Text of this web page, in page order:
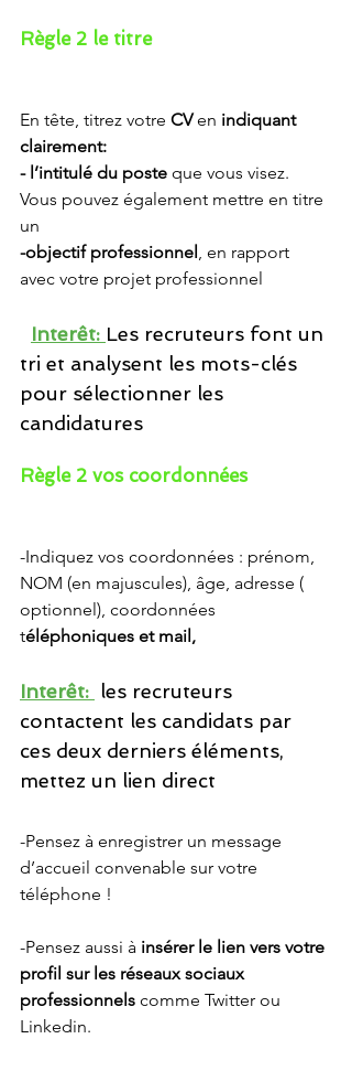
Règle 2 le titre
En tête, titrez votre CV en indiquant
clairement:
- l’intitulé du poste que vous visez.
Vous pouvez également mettre en titre
un
-objectif professionnel, en rapport
avec votre projet professionnel
Interêt: Les recruteurs font un
tri et analysent les mots-clés
pour sélectionner les
candidatures
Règle 2 vos coordonnées
-Indiquez vos coordonnées : prénom,
NOM (en majuscules), âge, adresse (
optionnel), coordonnées
téléphoniques et mail,
Interêt: les recruteurs
contactent les candidats par
ces deux derniers éléments,
mettez un lien direct
-Pensez à enregistrer un message
d’accueil convenable sur votre
téléphone !
-Pensez aussi à insérer le lien vers votre
profil sur les réseaux sociaux
professionnels comme Twitter ou
Linkedin.